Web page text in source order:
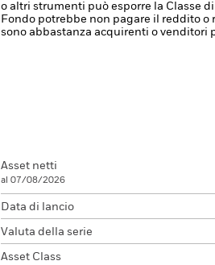
o altri strumenti può esporre la Classe
Fondo potrebbe non pagare il reddito o
sono abbastanza acquirenti o venditori
Asset netti
al 07/08/2026
Data di lancio
Valuta della serie
Asset Class